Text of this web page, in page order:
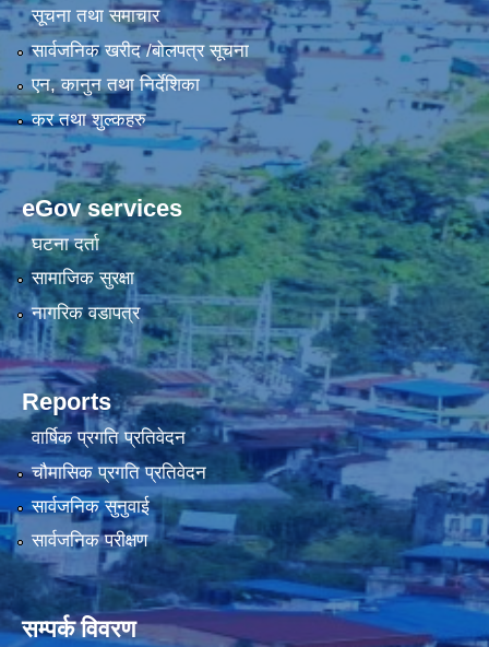
सूचना तथा समाचार
सार्वजनिक खरीद /बोलपत्र सूचना
एन, कानुन तथा निर्देशिका
कर तथा शुल्कहरु
eGov services
घटना दर्ता
सामाजिक सुरक्षा
नागरिक वडापत्र
Reports
वार्षिक प्रगति प्रतिवेदन
चौमासिक प्रगति प्रतिवेदन
सार्वजनिक सुनुवाई
सार्वजनिक परीक्षण
सम्पर्क विवरण